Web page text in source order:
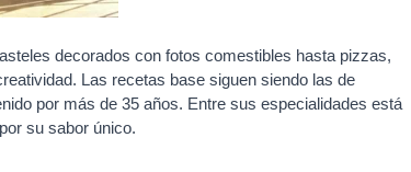
decorados con fotos comestibles hasta pizzas,
Las recetas base siguen siendo las de
por más de 35 años. Entre sus especialidades está
su sabor único.